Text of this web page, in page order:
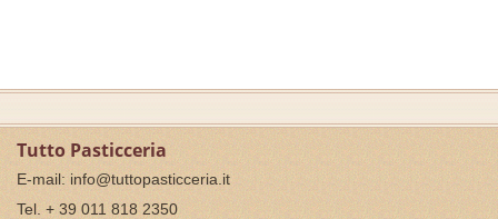
Tutto Pasticceria
E-mail: info@tuttopasticceria.it
Tel. + 39 011 818 2350